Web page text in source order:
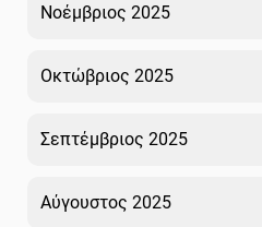
Νοέμβριος 2025
Οκτώβριος 2025
Σεπτέμβριος 2025
Αύγουστος 2025